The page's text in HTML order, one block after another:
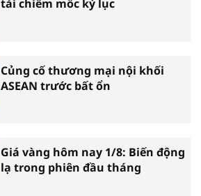
tái chiếm mốc kỷ lục
Củng cố thương mại nội khối
ASEAN trước bất ổn
Giá vàng hôm nay 1/8: Biến động
lạ trong phiên đầu tháng